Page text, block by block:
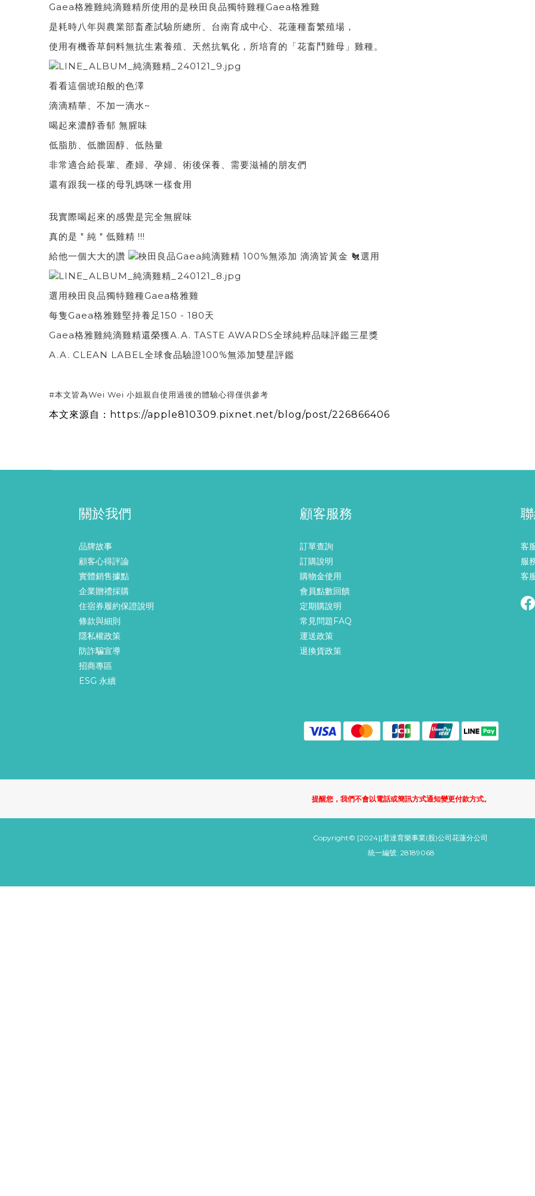
Gaea格雅雞純滴雞精所使用的是秧田良品獨特雞種Gaea格雅雞
是耗時八年與農業部畜產試驗所總所、台南育成中心、花蓮種畜繁殖場，
使用有機香草飼料無抗生素養殖、天然抗氧化，所培育的「花畜鬥雞母」雞種。
看看這個琥珀般的色澤
滴滴精華、不加一滴水~
喝起來濃醇香郁 無腥味
低脂肪、低膽固醇、低熱量
非常適合給長輩、產婦、孕婦、術後保養、需要滋補的朋友們
還有跟我一樣的母乳媽咪一樣食用
我實際喝起來的感覺是完全無腥味
真的是 " 純 " 低雞精 !!!
給他一個大大的讚
選用秧田良品獨特雞種Gaea格雅雞
每隻Gaea格雅雞堅持養足150 - 180天
Gaea格雅雞純滴雞精還榮獲A.A. TASTE AWARDS全球純粹品味評鑑三星獎
A.A. CLEAN LABEL全球食品驗證100%無添加雙星評鑑
#本文皆為Wei Wei 小姐親自使用過後的體驗心得僅供參考
本文來源自： https://apple810309.pixnet.net/blog/post/226866406
關於我們
品牌故事
顧客心得評論
實體銷售據點
企業贈禮採購
住宿券履約保證說明
條款與細則
隱私權政策
防詐騙宣導
招商專區
ESG 永續
顧客服務
訂單查詢
訂購說明
購物金使用
會員點數回饋
定期購說明
常見問題FAQ
運送政策
退換貨政策
客
服
客
提醒您，我們不會以電話或簡訊方式通知變更付款方式。
Copyright© [2024][君達育樂事業(股)公司花蓮分公司
統一編號: 28189068